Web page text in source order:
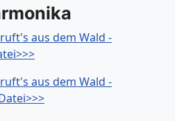
aus dem Wald -
aus dem Wald -